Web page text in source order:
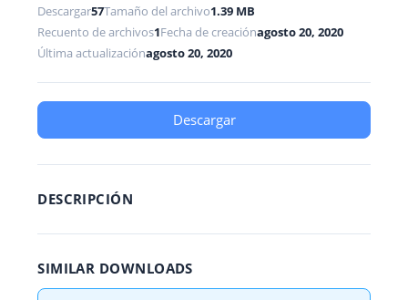
Descargar57Tamaño del archivo1.39 MB
Recuento de archivos1Fecha de creaciónagosto 20, 2020
Última actualizaciónagosto 20, 2020
Descargar
DESCRIPCIÓN
SIMILAR DOWNLOADS